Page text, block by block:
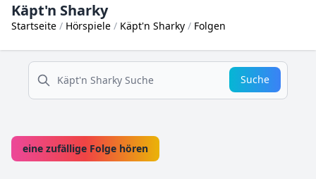
Käpt'n Sharky
Startseite Hörspiele Käpt'n Sharky Folgen
suche
Suche
eine zufällige Folge hören